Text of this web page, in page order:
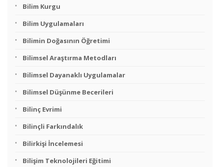
Bilim Kurgu
Bilim Uygulamaları
Bilimin Doğasının Öğretimi
Bilimsel Araştırma Metodları
Bilimsel Dayanaklı Uygulamalar
Bilimsel Düşünme Becerileri
Bilinç Evrimi
Bilinçli Farkındalık
Bilirkişi İncelemesi
Bilişim Teknolojileri Eğitimi